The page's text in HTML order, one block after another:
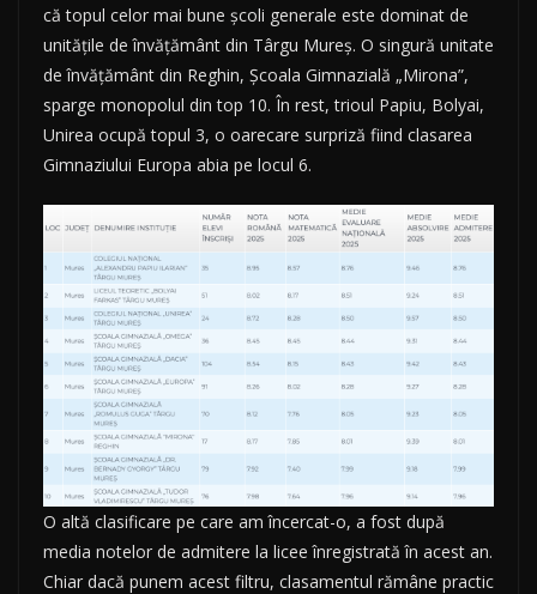
că topul celor mai bune școli generale este dominat de
unitățile de învățământ din Târgu Mureș. O singură unitate
de învățământ din Reghin, Școala Gimnazială „Mirona”,
sparge monopolul din top 10. În rest, trioul Papiu, Bolyai,
Unirea ocupă topul 3, o oarecare surpriză fiind clasarea
Gimnaziului Europa abia pe locul 6.
O altă clasificare pe care am încercat-o, a fost după
media notelor de admitere la licee înregistrată în acest an.
Chiar dacă punem acest filtru, clasamentul rămâne practic